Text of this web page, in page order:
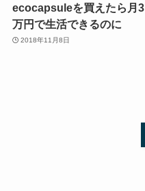
ecocapsuleを買えたら月3
万円で生活できるのに
2018年11月8日